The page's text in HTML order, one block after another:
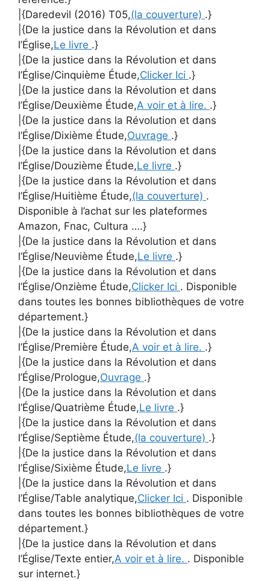
|{Daredevil (2016) T05,(la couverture) .}
|{De la justice dans la Révolution et dans
l’Église,Le livre .}
|{De la justice dans la Révolution et dans
l’Église/Cinquième Étude,Clicker Ici .}
|{De la justice dans la Révolution et dans
l’Église/Deuxième Étude,A voir et à lire. .}
|{De la justice dans la Révolution et dans
l’Église/Dixième Étude,Ouvrage .}
|{De la justice dans la Révolution et dans
l’Église/Douzième Étude,Le livre .}
|{De la justice dans la Révolution et dans
l’Église/Huitième Étude,(la couverture) .
Disponible à l’achat sur les plateformes
Amazon, Fnac, Cultura ….}
|{De la justice dans la Révolution et dans
l’Église/Neuvième Étude,Le livre .}
|{De la justice dans la Révolution et dans
l’Église/Onzième Étude,Clicker Ici . Disponible
dans toutes les bonnes bibliothèques de votre
département.}
|{De la justice dans la Révolution et dans
l’Église/Première Étude,A voir et à lire. .}
|{De la justice dans la Révolution et dans
l’Église/Prologue,Ouvrage .}
|{De la justice dans la Révolution et dans
l’Église/Quatrième Étude,Le livre .}
|{De la justice dans la Révolution et dans
l’Église/Septième Étude,(la couverture) .}
|{De la justice dans la Révolution et dans
l’Église/Sixième Étude,Le livre .}
|{De la justice dans la Révolution et dans
l’Église/Table analytique,Clicker Ici . Disponible
dans toutes les bonnes bibliothèques de votre
département.}
|{De la justice dans la Révolution et dans
l’Église/Texte entier,A voir et à lire. . Disponible
sur internet.}